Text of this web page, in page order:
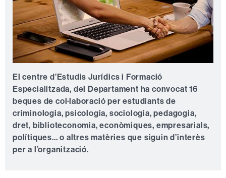
El centre d’Estudis Jurídics i Formació
Especialitzada, del Departament ha convocat 16
beques decol·laboració per estudiants de
criminologia, psicologia, sociologia, pedagogia,
dret, biblioteconomia, econòmiques, empresarials,
polítiques... o altres matèries que siguin d’interès
per a l’organització.